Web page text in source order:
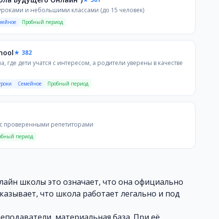
но не выдает государственный аттестат.
быть внутренние справки или сертификаты
лицензии с указанием номера, даты
о лицензии. Если такая информация
важна именно подготовка, дополнительные
школа не может официально обучать.
даёт только право обучать.
программа школы соответствует ФГОС и школа
непосредственно у школы.
незаконным.
и небольшими классами (до 15 человек)
Пробный период
★ 382
дети учатся с интересом, а родители уверены в качестве
Семейное Пробный период
проверенными репетиторами
период
школы это означает, что она официально
что школа работает легально и под